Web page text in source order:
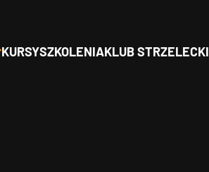
KURSYSZKOLENIAKLUB STRZELECKI